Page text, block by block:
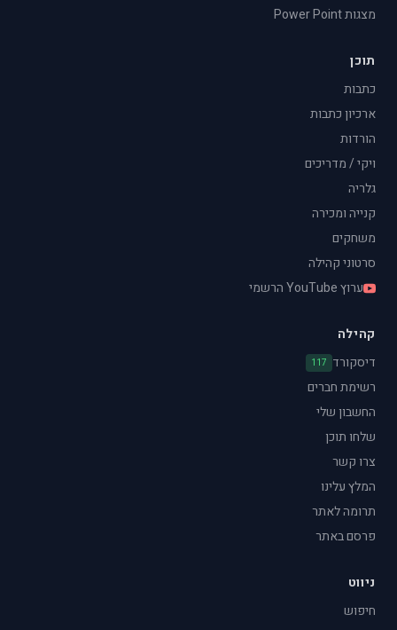
מצגות Power Point
תוכן
כתבות
ארכיון כתבות
הורדות
ויקי / מדריכים
גלריה
קנייה ומכירה
משחקים
סרטוני קהילה
ערוץ YouTube הרשמי
קהילה
דיסקורד 117
רשימת חברים
החשבון שלי
שלחו תוכן
צרו קשר
המלץ עלינו
תרומה לאתר
פרסם באתר
ניווט
חיפוש